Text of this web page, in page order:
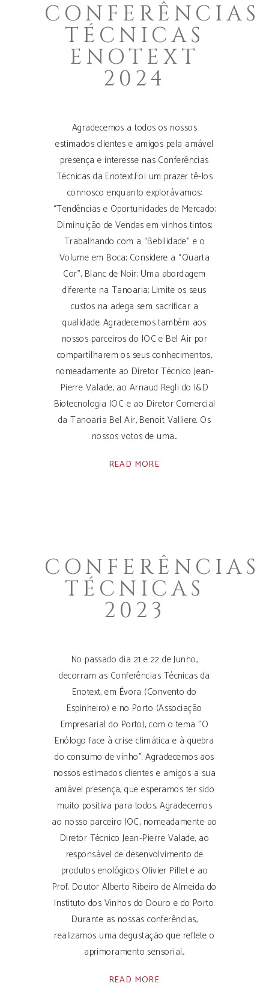
CONFERÊNCIAS
TÉCNICAS
ENOTEXT
2024
Agradecemos a todos os nossos
estimados clientes e amigos pela amável
presença e interesse nas Conferências
Técnicas da Enotext.Foi um prazer tê-los
connosco enquanto explorávamos:
“Tendências e Oportunidades de Mercado;
Diminuição de Vendas em vinhos tintos;
Trabalhando com a “Bebilidade” e o
Volume em Boca; Considere a “Quarta
Cor”, Blanc de Noir; Uma abordagem
diferente na Tanoaria; Limite os seus
custos na adega sem sacrificar a
qualidade. Agradecemos também aos
nossos parceiros do IOC e Bel Air por
compartilharem os seus conhecimentos,
nomeadamente ao Diretor Técnico Jean-
Pierre Valade, ao Arnaud Regli do I&D
Biotecnologia IOC e ao Diretor Comercial
da Tanoaria Bel Air, Benoit Valliere. Os
nossos votos de uma
READ MORE
CONFERÊNCIAS
TÉCNICAS
2023
No passado dia 21 e 22 de Junho,
decorram as Conferências Técnicas da
Enotext, em Évora (Convento do
Espinheiro) e no Porto (Associação
Empresarial do Porto), com o tema "O
Enólogo face à crise climática e à quebra
do consumo de vinho". Agradecemos aos
nossos estimados clientes e amigos a sua
amável presença, que esperamos ter sido
muito positiva para todos. Agradecemos
ao nosso parceiro IOC, nomeadamente ao
Diretor Técnico Jean-Pierre Valade, ao
responsável de desenvolvimento de
produtos enológicos Olivier Pillet e ao
Prof. Doutor Alberto Ribeiro de Almeida do
Instituto dos Vinhos do Douro e do Porto.
Durante as nossas conferências,
realizamos uma degustação que reflete o
aprimoramento sensorial
READ MORE